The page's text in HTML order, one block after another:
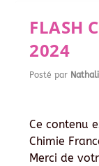
FLASH
2024
Posté par
Ce contenu
Chimie
Merci de